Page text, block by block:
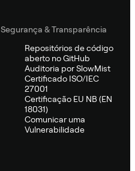
Segurança & Transparência
Repositórios de código
aberto no GitHub
Auditoria por SlowMist
Certificado ISO/IEC
27001
Certificação EU NB (EN
18031)
Comunicar uma
Vulnerabilidade